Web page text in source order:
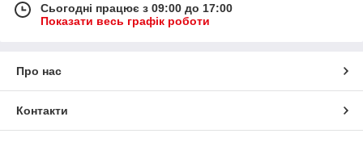
Сьогодні працює з 09:00 до 17:00
Показати весь графік роботи
Про нас
Контакти